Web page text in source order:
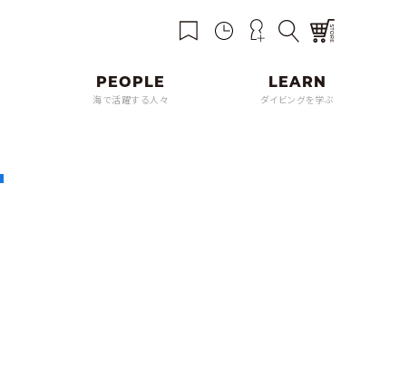
海で活躍する人々 ダイビングを学ぶ